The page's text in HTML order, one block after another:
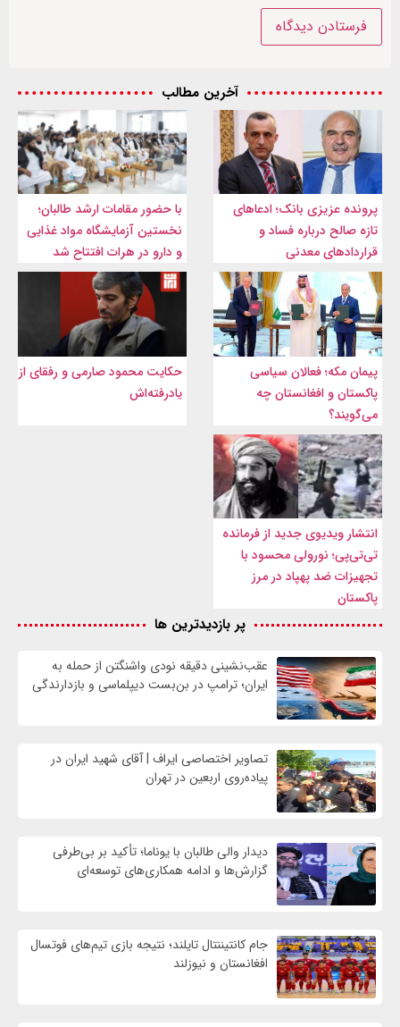
آخرین مطالب
پرونده عزیزی بانک؛ ادعاهای
تازه صالح درباره فساد و
قراردادهای معدنی
با حضور مقامات ارشد طالبان؛
نخستین آزمایشگاه مواد غذایی
و دارو در هرات افتتاح شد
پیمان مکه؛ فعالان سیاسی
پاکستان و افغانستان چه
می‌گویند؟
حکایت محمود صارمی و رفقای از
یادرفته‌اش
انتشار ویدیوی جدید از فرمانده
تی‌تی‌پی؛ نورولی محسود با
تجهیزات ضد پهپاد در مرز
پاکستان
پر بازدیدترین ها
عقب‌نشینی دقیقه نودی واشنگتن از حمله به
ایران؛ ترامپ در بن‌بست دیپلماسی و بازدارندگی
تصاویر اختصاصی ایراف | آقای شهید ایران در
پیاده‌روی اربعین در تهران
دیدار والی طالبان با یوناما؛ تأکید بر بی‌طرفی
گزارش‌ها و ادامه همکاری‌های توسعه‌ای
جام کانتیننتال تایلند؛ نتیجه بازی تیم‌های فوتسال
افغانستان و نیوزلند